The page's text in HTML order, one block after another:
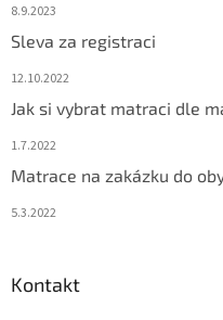
8.9.2023
Sleva za registraci
12.10.2022
Jak si vybrat matraci dle
1.7.2022
Matrace na zakázku do
5.3.2022
Kontakt